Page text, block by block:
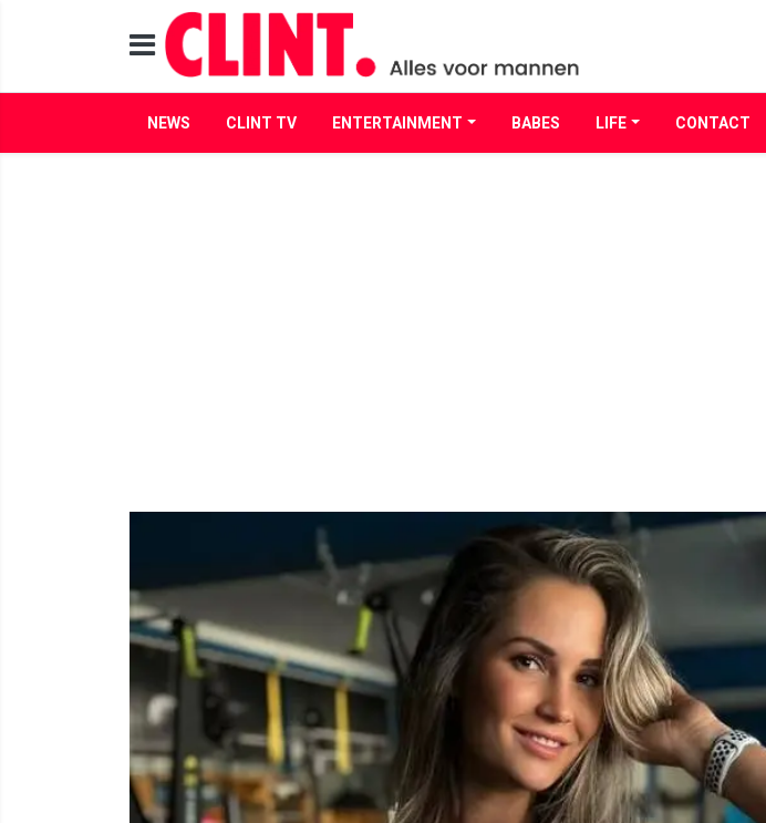
NEWS CLINT TV ENTERTAINMENT BABES LIFE CONTACT